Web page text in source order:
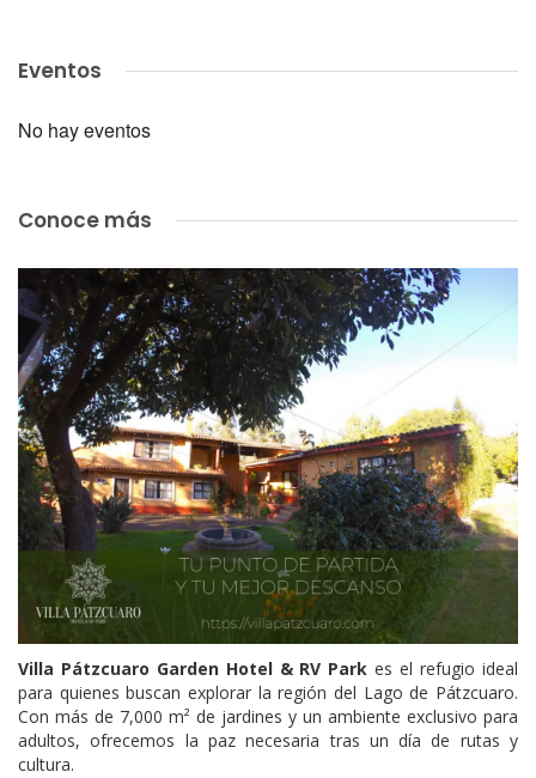
Eventos
No hay eventos
Conoce más
Villa Pátzcuaro Garden Hotel & RV Park es el refugio ideal
para quienes buscan explorar la región del Lago de Pátzcuaro.
Con más de 7,000 m² de jardines y un ambiente exclusivo para
adultos, ofrecemos la paz necesaria tras un día de rutas y
cultura.